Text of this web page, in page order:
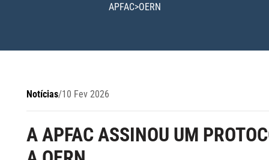
APFAC>OERN
Notícias/10 Fev 2026
A APFAC ASSINOU UM